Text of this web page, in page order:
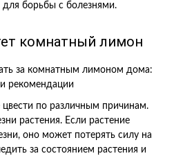
для борьбы с болезнями.
комнатный лимон
по различным причинам.
растения. Если растение
оно может потерять силу на
за состоянием растения и